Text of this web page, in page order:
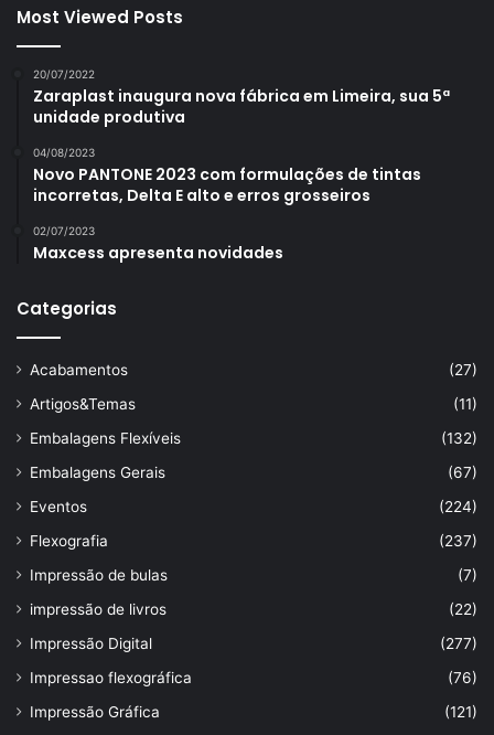
Most Viewed Posts
20/07/2022
Zaraplast inaugura nova fábrica em Limeira, sua 5ª
unidade produtiva
04/08/2023
Novo PANTONE 2023 com formulações de tintas
incorretas, Delta E alto e erros grosseiros
02/07/2023
Maxcess apresenta novidades
Categorias
Acabamentos
(27)
Artigos&Temas
(11)
Embalagens Flexíveis
(132)
Embalagens Gerais
(67)
Eventos
(224)
Flexografia
(237)
Impressão de bulas
(7)
impressão de livros
(22)
Impressão Digital
(277)
Impressao flexográfica
(76)
Impressão Gráfica
(121)